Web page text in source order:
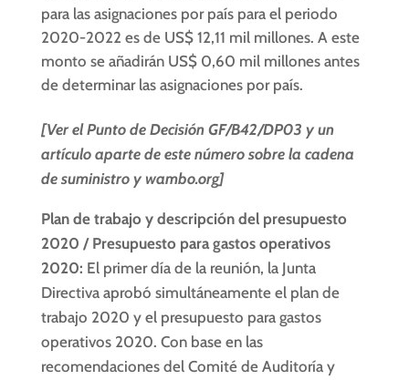
para las asignaciones por país para el periodo
2020-2022 es de US$ 12,11 mil millones. A este
monto se añadirán US$ 0,60 mil millones antes
de determinar las asignaciones por país.
[Ver el Punto de Decisión GF/B42/DP03 y un
artículo aparte de este número sobre la cadena
de suministro y wambo.org]
Plan de trabajo y descripción del presupuesto
2020 / Presupuesto para gastos operativos
2020: El primer día de la reunión, la Junta
Directiva aprobó simultáneamente el plan de
trabajo 2020 y el presupuesto para gastos
operativos 2020. Con base en las
recomendaciones del Comité de Auditoría y